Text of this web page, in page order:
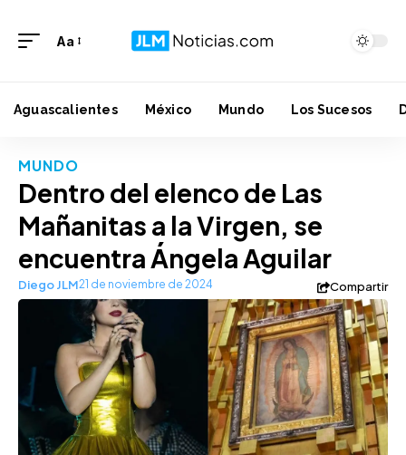
Aa
Aguascalientes México Mundo Los Sucesos
MUNDO
Dentro del elenco de Las
Mañanitas a la Virgen, se
encuentra Ángela Aguilar
Diego JLM21 de noviembre de 2024 Compartir